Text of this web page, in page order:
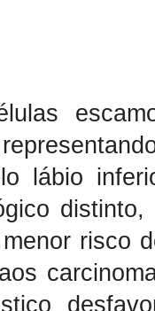
lábio
risco